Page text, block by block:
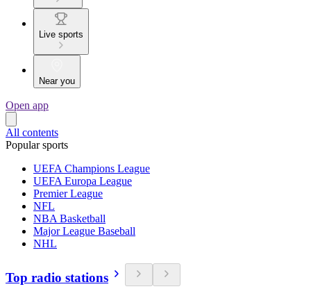
Live sports
Near you
Open app
All contents
Popular sports
UEFA Champions League
UEFA Europa League
Premier League
NFL
NBA Basketball
Major League Baseball
NHL
Top radio stations